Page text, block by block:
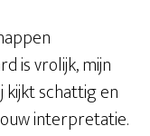
is vrolijk, mijn
kijkt schattig en
interpretatie.